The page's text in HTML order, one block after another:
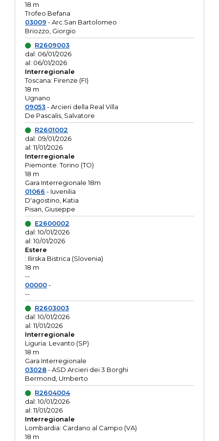
18 m
Trofeo Befana
03009 - Arc.San Bartolomeo
Briozzo, Giorgio
R2609003
dal: 06/01/2026
al: 06/01/2026
Interregionale
Toscana: Firenze (FI)
18 m
Ugnano
09053- Arcieri della Real Villa
De Pascalis, Salvatore
R2601002
dal: 09/01/2026
al: 11/01/2026
Interregionale
Piemonte: Torino (TO)
18 m
Gara Interregionale 18m
01066 - Iuvenilia
D'agostino, Katia
Pisan, Giuseppe
E2600002
dal: 10/01/2026
al: 10/01/2026
Estere
: Ilirska Bistrica (Slovenia)
18 m
--
00000-
--
R2603003
dal: 10/01/2026
al: 11/01/2026
Interregionale
Liguria: Levanto (SP)
18 m
Gara Interregionale
03028- ASD Arcieri dei 3 Borghi
Bermond, Umberto
R2604004
dal: 10/01/2026
al: 11/01/2026
Interregionale
Lombardia: Cardano al Campo (VA)
18 m